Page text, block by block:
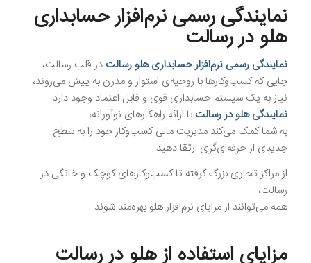
نمایندگی رسمی نرم‌افزار حسابداری
هلو در رسالت
نمایندگی رسمی نرم‌افزار حسابداری هلو رسالت در قلب رسالت،
جایی که کسب‌وکارها با روحیه‌ی استوار و مدرن به پیش می‌روند،
نیاز به یک سیستم حسابداری قوی و قابل اعتماد وجود دارد.
نمایندگی هلو در رسالت با ارائه راهکارهای نوآورانه،
به شما کمک می‌کند مدیریت مالی کسب‌وکار خود را به سطح
جدیدی از حرفه‌ای‌گری ارتقا دهید.
از مراکز تجاری بزرگ گرفته تا کسب‌وکارهای کوچک و خانگی در
رسالت،
همه می‌توانند از مزایای نرم‌افزار هلو بهره‌مند شوند.
مزایای استفاده از هلو در رسالت